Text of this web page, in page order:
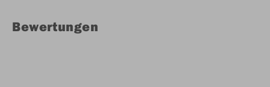
Bewertungen